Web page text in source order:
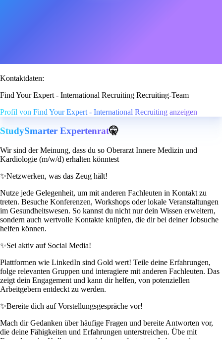
Kontaktdaten:
Find Your Expert - International Recruiting Recruiting-Team
Profil von Find Your Expert - International Recruiting anzeigen
StudySmarter Expertenrat🤫
Wir sind der Meinung, dass du so Oberarzt Innere Medizin und
Kardiologie (m/w/d) erhalten könntest
✨Netzwerken, was das Zeug hält!
Nutze jede Gelegenheit, um mit anderen Fachleuten in Kontakt zu
treten. Besuche Konferenzen, Workshops oder lokale Veranstaltungen
im Gesundheitswesen. So kannst du nicht nur dein Wissen erweitern,
sondern auch wertvolle Kontakte knüpfen, die dir bei deiner Jobsuche
helfen können.
✨Sei aktiv auf Social Media!
Plattformen wie LinkedIn sind Gold wert! Teile deine Erfahrungen,
folge relevanten Gruppen und interagiere mit anderen Fachleuten. Das
zeigt dein Engagement und kann dir helfen, von potenziellen
Arbeitgebern entdeckt zu werden.
✨Bereite dich auf Vorstellungsgespräche vor!
Mach dir Gedanken über häufige Fragen und bereite Antworten vor,
die deine Fähigkeiten und Erfahrungen unterstreichen. Übe mit